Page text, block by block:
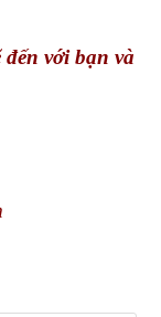
với bạn và